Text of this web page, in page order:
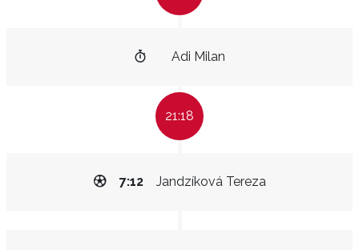
Adi Milan
21:18
Jandzíková Tereza
7:12